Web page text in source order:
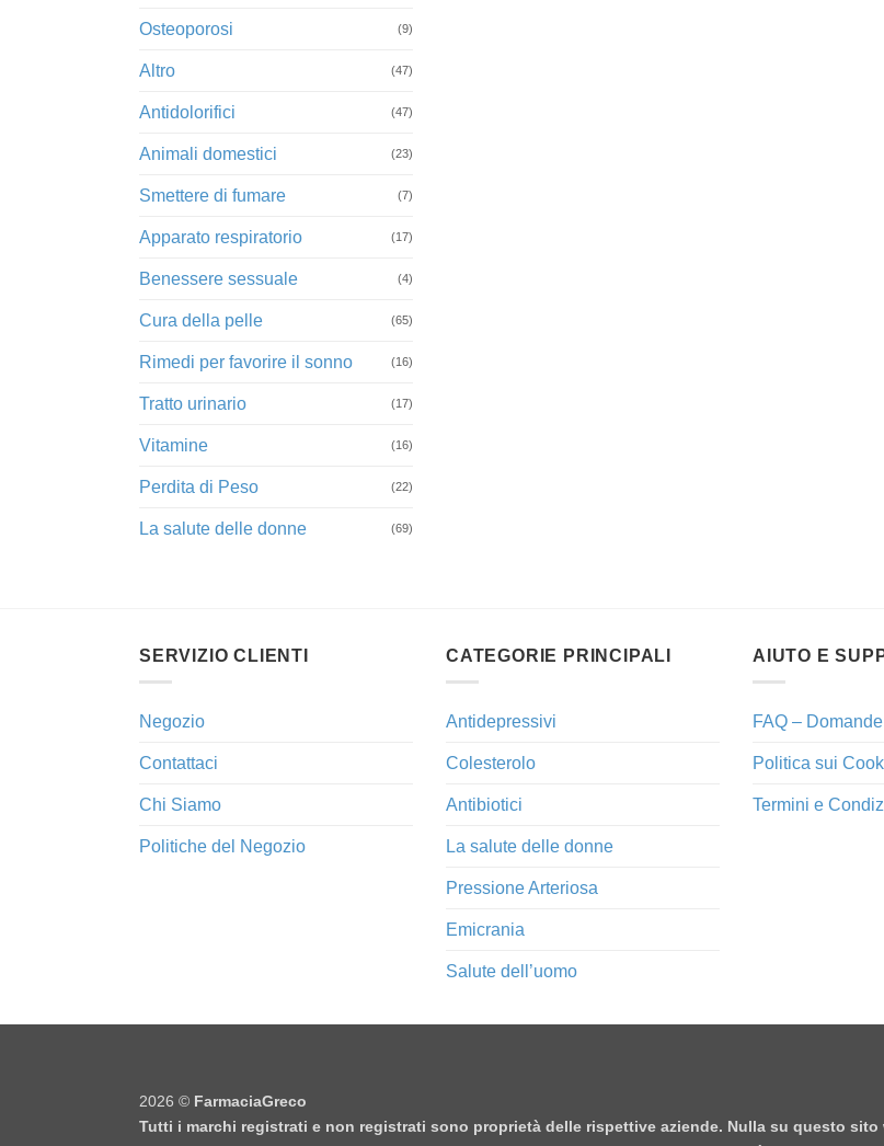
Osteoporosi (9)
Altro (47)
Antidolorifici (47)
Animali domestici (23)
Smettere di fumare (7)
Apparato respiratorio (17)
Benessere sessuale (4)
Cura della pelle (65)
Rimedi per favorire il sonno (16)
Tratto urinario (17)
Vitamine (16)
Perdita di Peso (22)
La salute delle donne (69)
SERVIZIO CLIENTI
Negozio
Contattaci
Chi Siamo
Politiche del Negozio
CATEGORIE PRINCIPALI
Antidepressivi
Colesterolo
Antibiotici
La salute delle donne
Pressione Arteriosa
Emicrania
Salute dell’uomo
AIUTO E
FAQ –
Politica sui
Termini e
2026 © FarmaciaGreco
Tutti i marchi registrati e non registrati sono proprietà delle rispettive aziende. Nulla su questo